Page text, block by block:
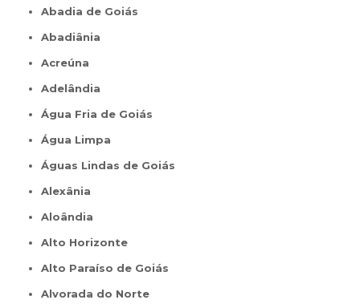
Abadia de Goiás
Abadiânia
Acreúna
Adelândia
Água Fria de Goiás
Água Limpa
Águas Lindas de Goiás
Alexânia
Aloândia
Alto Horizonte
Alto Paraíso de Goiás
Alvorada do Norte